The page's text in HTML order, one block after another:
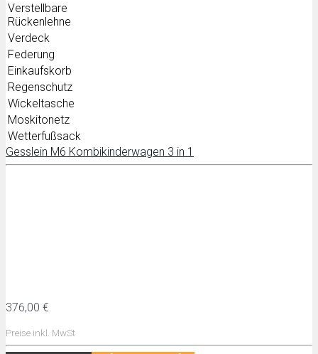
Verstellbare
Rückenlehne
Verdeck
Federung
Einkaufskorb
Regenschutz
Wickeltasche
Moskitonetz
Wetterfußsack
Gesslein M6 Kombikinderwagen 3 in 1
376,00 €
Preise inkl. MwSt